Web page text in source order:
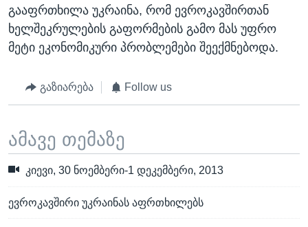
გააფრთხილა უკრაინა, რომ ევროკავშირთან
ხელშეკრულების გაფორმების გამო მას უფრო
მეტი ეკონომიკური პრობლემები შეექმნებოდა.
გაზიარება Follow us
ამავე თემაზე
კიევი, 30 ნოემბერი-1 დეკემბერი, 2013
ევროკავშირი უკრაინას აფრთხილებს